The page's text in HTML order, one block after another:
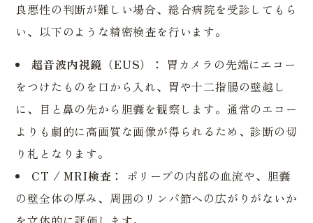
良悪性の判断が難しい場合、総合病院を受診してもら
い、以下のような精密検査を行います。
超音波内視鏡（EUS）： 胃カメラの先端にエコー
をつけたものを口から入れ、胃や十二指腸の壁越し
に、目と鼻の先から胆嚢を観察します。通常のエコー
よりも劇的に高画質な画像が得られるため、診断の切
り札となります。
CT / MRI検査： ポリープの内部の血流や、胆嚢
の壁全体の厚み、周囲のリンパ節への広がりがないか